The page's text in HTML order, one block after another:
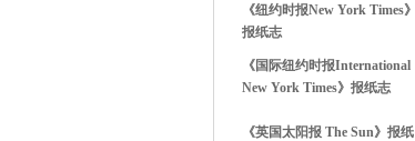
《纽约时报New York Times》
报纸志
《国际纽约时报International
New York Times》报纸志
《英国太阳报 The Sun》报纸